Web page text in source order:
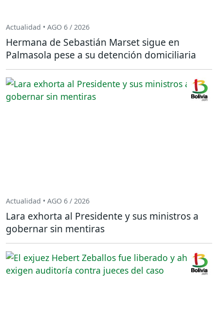
Actualidad • AGO 6 / 2026
Hermana de Sebastián Marset sigue en
Palmasola pese a su detención domiciliaria
Actualidad • AGO 6 / 2026
Lara exhorta al Presidente y sus ministros a
gobernar sin mentiras